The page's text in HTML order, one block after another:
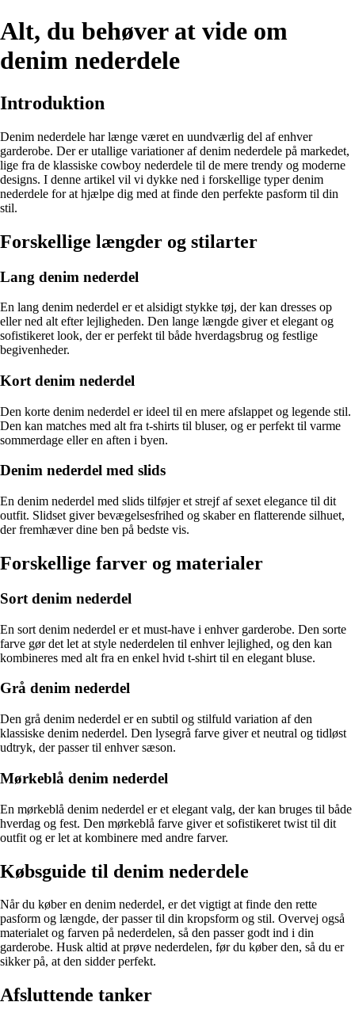
Alt, du behøver at vide om
denim nederdele
Introduktion
Denim nederdele har længe været en uundværlig del af enhver
garderobe. Der er utallige variationer af denim nederdele på markedet,
lige fra de klassiske cowboy nederdele til de mere trendy og moderne
designs. I denne artikel vil vi dykke ned i forskellige typer denim
nederdele for at hjælpe dig med at finde den perfekte pasform til din
stil.
Forskellige længder og stilarter
Lang denim nederdel
En lang denim nederdel er et alsidigt stykke tøj, der kan dresses op
eller ned alt efter lejligheden. Den lange længde giver et elegant og
sofistikeret look, der er perfekt til både hverdagsbrug og festlige
begivenheder.
Kort denim nederdel
Den korte denim nederdel er ideel til en mere afslappet og legende stil.
Den kan matches med alt fra t-shirts til bluser, og er perfekt til varme
sommerdage eller en aften i byen.
Denim nederdel med slids
En denim nederdel med slids tilføjer et strejf af sexet elegance til dit
outfit. Slidset giver bevægelsesfrihed og skaber en flatterende silhuet,
der fremhæver dine ben på bedste vis.
Forskellige farver og materialer
Sort denim nederdel
En sort denim nederdel er et must-have i enhver garderobe. Den sorte
farve gør det let at style nederdelen til enhver lejlighed, og den kan
kombineres med alt fra en enkel hvid t-shirt til en elegant bluse.
Grå denim nederdel
Den grå denim nederdel er en subtil og stilfuld variation af den
klassiske denim nederdel. Den lysegrå farve giver et neutral og tidløst
udtryk, der passer til enhver sæson.
Mørkeblå denim nederdel
En mørkeblå denim nederdel er et elegant valg, der kan bruges til både
hverdag og fest. Den mørkeblå farve giver et sofistikeret twist til dit
outfit og er let at kombinere med andre farver.
Købsguide til denim nederdele
Når du køber en denim nederdel, er det vigtigt at finde den rette
pasform og længde, der passer til din kropsform og stil. Overvej også
materialet og farven på nederdelen, så den passer godt ind i din
garderobe. Husk altid at prøve nederdelen, før du køber den, så du er
sikker på, at den sidder perfekt.
Afsluttende tanker